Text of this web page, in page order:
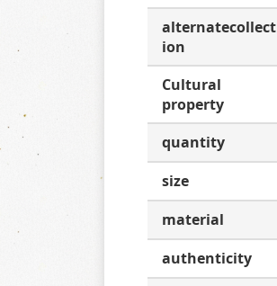
alternatecollect
ion
Cultural
property
quantity
size
material
authenticity